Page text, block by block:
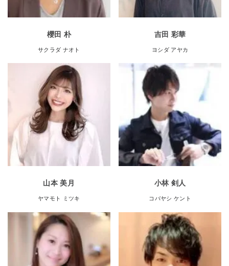
櫻田 朴
サクラダ ナオト
吉田 彩華
ヨシダ アヤカ
山本 美月
ヤマモト ミツキ
小林 剣人
コバヤシ ケント